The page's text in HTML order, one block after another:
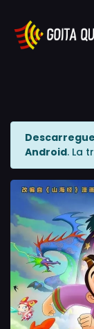
Android. La